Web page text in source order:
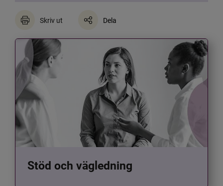
Skriv ut Dela
Stöd och vägledning